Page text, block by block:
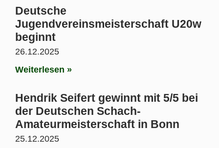
Deutsche
Jugendvereinsmeisterschaft U20w
beginnt
26.12.2025
Weiterlesen »
Hendrik Seifert gewinnt mit 5/5 bei
der Deutschen Schach-
Amateurmeisterschaft in Bonn
25.12.2025